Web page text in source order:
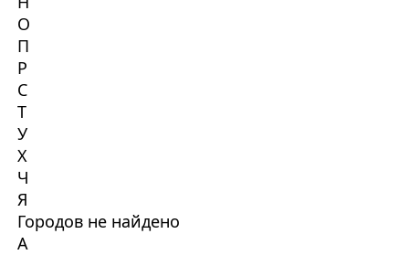
О
П
Р
С
Т
У
Х
Ч
Я
Городов не найдено
А